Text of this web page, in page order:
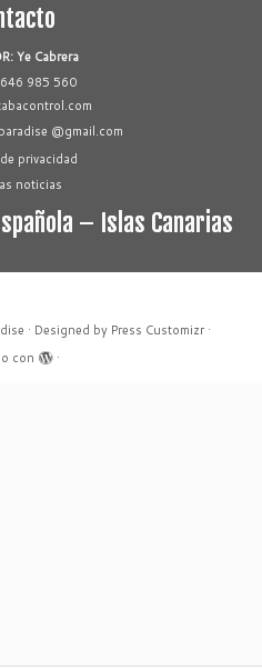
Ye Cabrera
985 560
@gmail.com
privacidad
noticias
– Islas Canarias
· Designed by Press Customizr·
con
·